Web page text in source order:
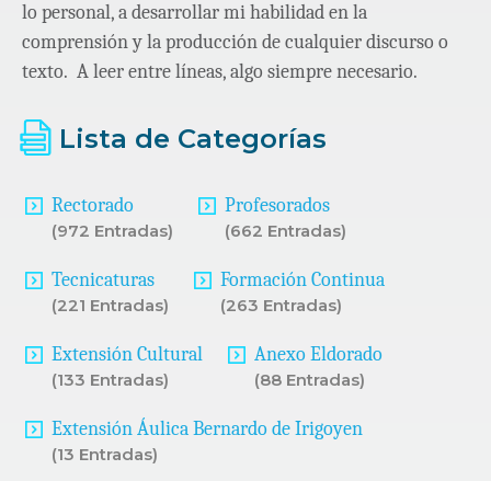
lo personal, a desarrollar mi habilidad en la
comprensión y la producción de cualquier discurso o
texto. A leer entre líneas, algo siempre necesario.
Lista de Categorías
Rectorado
(972 Entradas)
Profesorados
(662 Entradas)
Tecnicaturas
(221 Entradas)
Formación Continua
(263 Entradas)
Extensión Cultural
(133 Entradas)
Anexo Eldorado
(88 Entradas)
Extensión Áulica Bernardo de Irigoyen
(13 Entradas)